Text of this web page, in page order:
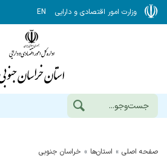
وزارت امور اقتصادی و دارایی EN
صفحه اصلی استان‌ها خراسان جنوبي